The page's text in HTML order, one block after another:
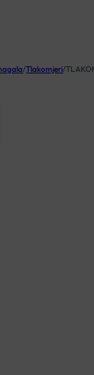
/Tlakomjeri/